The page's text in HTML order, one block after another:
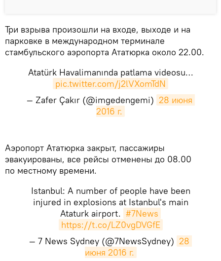
Три взрыва произошли на входе, выходе и на
парковке в международном терминале
стамбульского аэропорта Ататюрка около 22.00.
Atatürk Havalimanında patlama videosu…
pic.twitter.com/j2lVXomTdN
— Zafer Çakır (@imgedengemi) 28 июня
2016 г.
Аэропорт Ататюрка закрыт, пассажиры
эвакуированы, все рейсы отменены до 08.00
по местному времени.
Istanbul: A number of people have been
injured in explosions at Istanbul's main
Ataturk airport. #7News
https://t.co/LZ0vgDVGfE
— 7 News Sydney (@7NewsSydney) 28
июня 2016 г.